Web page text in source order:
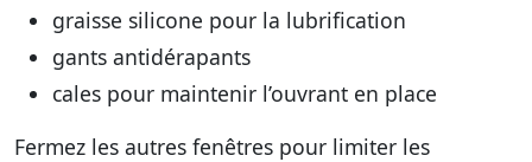
graisse silicone pour la lubrification
gants antidérapants
cales pour maintenir l’ouvrant en place
Fermez les autres fenêtres pour limiter les